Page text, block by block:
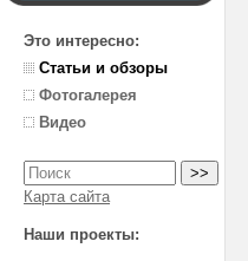
Это интересно:
Статьи и обзоры
Фотогалерея
Видео
Карта сайта
Наши проекты: